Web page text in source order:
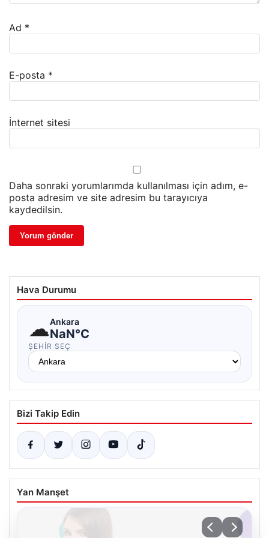
Ad *
E-posta *
İnternet sitesi
Daha sonraki yorumlarımda kullanılması için adım, e-
posta adresim ve site adresim bu tarayıcıya
kaydedilsin.
Hava Durumu
☁Ankara
NaN°C
ŞEHIR SEÇ
Bizi Takip Edin
Yan Manşet